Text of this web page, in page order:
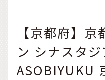
【京都府】
ン シナスタ
ASOBIYUKU